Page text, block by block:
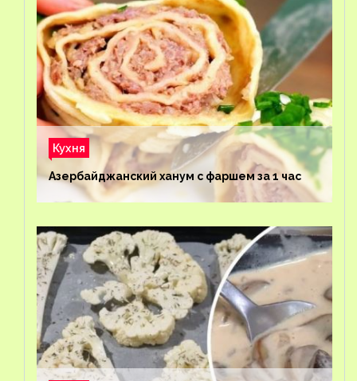
Кухня
Азербайджанский ханум с фаршем за 1 час